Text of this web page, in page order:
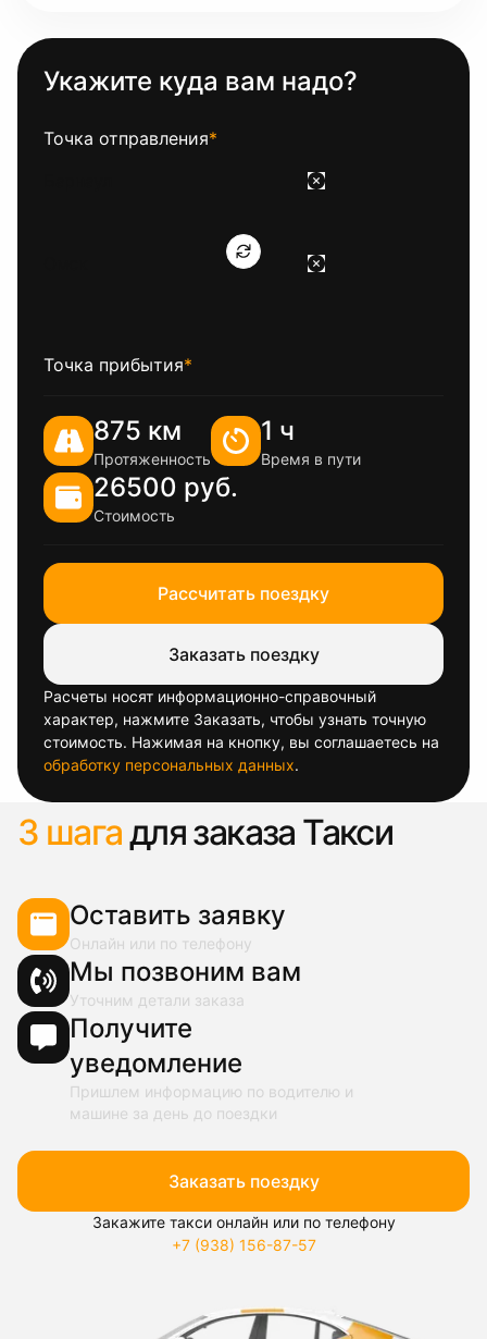
Укажите куда вам надо?
Точка отправления*
Точка прибытия*
875 км
Протяженность
1 ч
Время в пути
26500 руб.
Стоимость
Рассчитать поездку
Заказать поездку
Расчеты носят информационно-справочный
характер, нажмите Заказать, чтобы узнать точную
стоимость. Нажимая на кнопку, вы соглашаетесь на
обработку персональных данных.
3 шагадля заказа Такси
Оставить заявку
Онлайн или по телефону
Мы позвоним вам
Уточним детали заказа
Получите
уведомление
Пришлем информацию по водителю и
машине за день до поездки
Заказать поездку
Закажите такси онлайн или по телефону
+7 (938) 156-87-57